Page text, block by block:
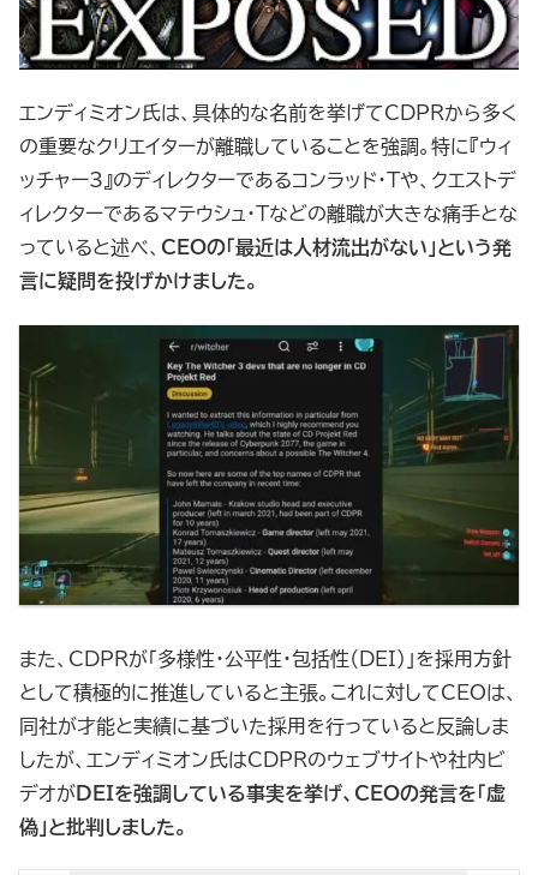
エンディミオン氏は、具体的な名前を挙げてCDPRから多く
の重要なクリエイターが離職していることを強調。特に『ウィ
ッチャー3』のディレクターであるコンラッド・Tや、クエストデ
ィレクターであるマテウシュ・Tなどの離職が大きな痛手とな
っていると述べ、 CEOの「最近は人材流出がない」という発
言に疑問を投げかけました。
また、CDPRが「多様性・公平性・包括性（DEI）」を採用方針
として積極的に推進していると主張。これに対してCEOは、
同社が才能と実績に基づいた採用を行っていると反論しま
したが、エンディミオン氏はCDPRのウェブサイトや社内ビ
デオがDEIを強調している事実を挙げ、CEOの発言を「虚
偽」と批判しました。